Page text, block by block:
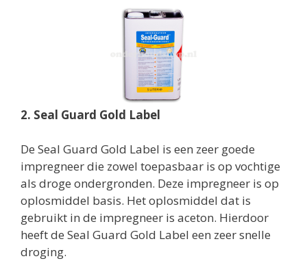
2. Seal Guard Gold Label
De Seal Guard Gold Label is een zeer goede
impregneer die zowel toepasbaar is op vochtige
als droge ondergronden. Deze impregneer is op
oplosmiddel basis. Het oplosmiddel dat is
gebruikt in de impregneer is aceton. Hierdoor
heeft de Seal Guard Gold Label een zeer snelle
droging.